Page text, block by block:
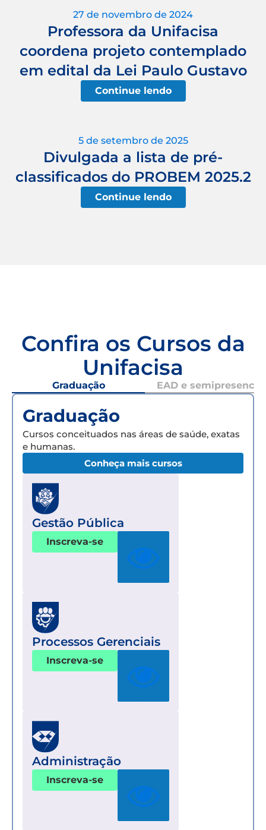
27 de novembro de 2024
Professora da Unifacisa
coordena projeto contemplado
em edital da Lei Paulo Gustavo
Continue lendo
5 de setembro de 2025
Divulgada a lista de pré-
classificados do PROBEM 2025.2
Continue lendo
Confira os Cursos da
Unifacisa
Graduação EAD e semipresencial
Graduação
Cursos conceituados nas áreas de saúde, exatas
e humanas.
Conheça mais cursos
Gestão Pública
Inscreva-se
Processos Gerenciais
Inscreva-se
Administração
Inscreva-se